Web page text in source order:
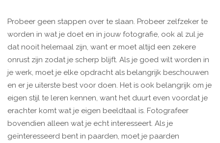
Probeer geen stappen over te slaan. Probeer zelfzeker te
worden in wat je doet en in jouw fotografie, ook al zul je
dat nooit helemaal zijn, want er moet altijd een zekere
onrust zijn zodat je scherp blijft. Als je goed wilt worden in
je werk, moet je elke opdracht als belangrijk beschouwen
en er je uiterste best voor doen. Het is ook belangrijk om je
eigen stijl te leren kennen, want het duurt even voordat je
erachter komt wat je eigen beeldtaal is. Fotografeer
bovendien alleen wat je echt interesseert. Als je
geïnteresseerd bent in paarden, moet je paarden